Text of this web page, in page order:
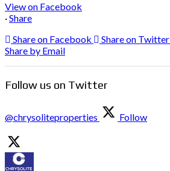
View on Facebook
·Share
Share on Facebook
Share on Twitter
Share by Email
Follow us on Twitter
@chrysoliteproperties Follow